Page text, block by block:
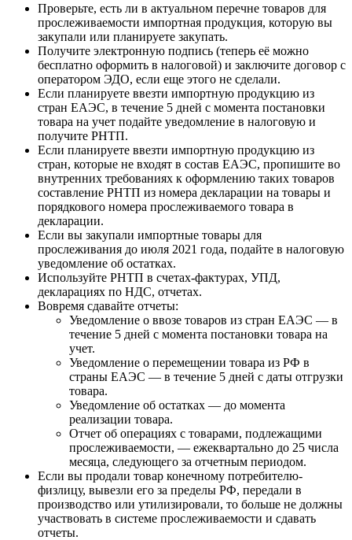
Проверьте, есть ли в актуальном перечне товаров для
прослеживаемости импортная продукция, которую вы
закупали или планируете закупать.
Получите электронную подпись (теперь её можно
бесплатно оформить в налоговой) и заключите договор с
оператором ЭДО, если еще этого не сделали.
Если планируете ввезти импортную продукцию из
стран ЕАЭС, в течение 5 дней с момента постановки
товара на учет подайте уведомление в налоговую и
получите РНТП.
Если планируете ввезти импортную продукцию из
стран, которые не входят в состав ЕАЭС, пропишите во
внутренних требованиях к оформлению таких товаров
составление РНТП из номера декларации на товары и
порядкового номера прослеживаемого товара в
декларации.
Если вы закупали импортные товары для
прослеживания до июля 2021 года, подайте в налоговую
уведомление об остатках.
Используйте РНТП в счетах-фактурах, УПД,
декларациях по НДС, отчетах.
Вовремя сдавайте отчеты:
Уведомление о ввозе товаров из стран ЕАЭС — в
течение 5 дней с момента постановки товара на
учет.
Уведомление о перемещении товара из РФ в
страны ЕАЭС — в течение 5 дней с даты отгрузки
товара.
Уведомление об остатках — до момента
реализации товара.
Отчет об операциях с товарами, подлежащими
прослеживаемости, — ежеквартально до 25 числа
месяца, следующего за отчетным периодом.
Если вы продали товар конечному потребителю-
физлицу, вывезли его за пределы РФ, передали в
производство или утилизировали, то больше не должны
участвовать в системе прослеживаемости и сдавать
отчеты.